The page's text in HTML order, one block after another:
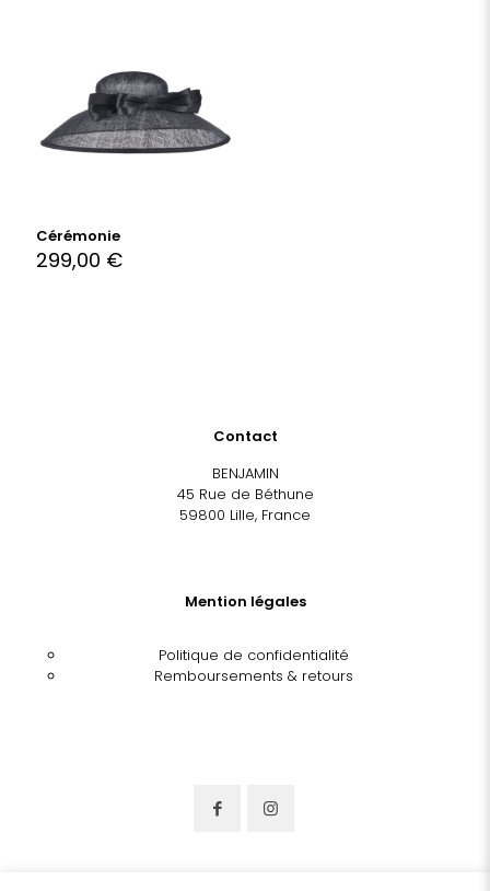
Cérémonie
299,00 €
Contact
BENJAMIN
45 Rue de Béthune
59800 Lille, France
Mention légales
Politique de confidentialité
Remboursements & retours